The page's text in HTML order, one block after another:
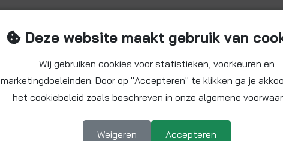
Deze website maakt gebruik van
Wij gebruiken cookies voor statistieken, voorkeuren en
marketingdoeleinden. Door op "Accepteren" te klikken ga je
het cookiebeleid zoals beschreven in onze algemene
Weigeren Accepteren